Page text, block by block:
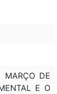
DE
E O